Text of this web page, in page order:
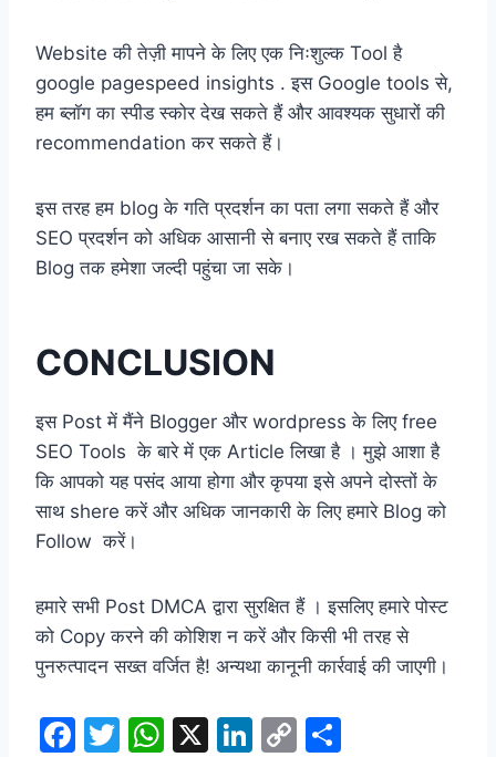
Website की तेज़ी मापने के लिए एक निःशुल्क Tool है
google pagespeed insights . इस Google tools से,
हम ब्लॉग का स्पीड स्कोर देख सकते हैं और आवश्यक सुधारों की
recommendation कर सकते हैं।
इस तरह हम blog के गति प्रदर्शन का पता लगा सकते हैं और
SEO प्रदर्शन को अधिक आसानी से बनाए रख सकते हैं ताकि
Blog तक हमेशा जल्दी पहुंचा जा सके।
CONCLUSION
इस Post में मैंने Blogger और wordpress के लिए free
SEO Tools के बारे में एक Article लिखा है । मुझे आशा है
कि आपको यह पसंद आया होगा और कृपया इसे अपने दोस्तों के
साथ shere करें और अधिक जानकारी के लिए हमारे Blog को
Follow करें।
हमारे सभी Post DMCA द्वारा सुरक्षित हैं । इसलिए हमारे पोस्ट
को Copy करने की कोशिश न करें और किसी भी तरह से
पुनरुत्पादन सख्त वर्जित है! अन्यथा कानूनी कार्रवाई की जाएगी।
F
T
W X
Li C